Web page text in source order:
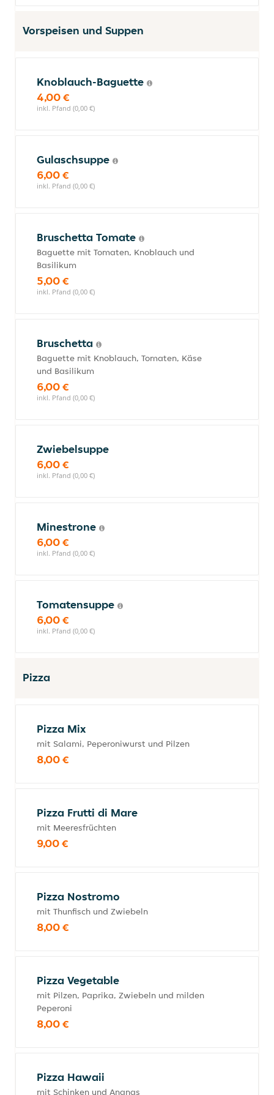
Vorspeisen und Suppen
Knoblauch-Baguette
4,00 €
inkl. Pfand (0,00 €)
Gulaschsuppe
6,00 €
inkl. Pfand (0,00 €)
Bruschetta Tomate
Baguette mit Tomaten, Knoblauch und
Basilikum
5,00 €
inkl. Pfand (0,00 €)
Bruschetta
Baguette mit Knoblauch, Tomaten, Käse
und Basilikum
6,00 €
inkl. Pfand (0,00 €)
Zwiebelsuppe
6,00 €
inkl. Pfand (0,00 €)
Minestrone
6,00 €
inkl. Pfand (0,00 €)
Tomatensuppe
6,00 €
inkl. Pfand (0,00 €)
Pizza
Pizza Mix
mit Salami, Peperoniwurst und Pilzen
8,00 €
Pizza Frutti di Mare
mit Meeresfrüchten
9,00 €
Pizza Nostromo
mit Thunfisch und Zwiebeln
8,00 €
Pizza Vegetable
mit Pilzen, Paprika, Zwiebeln und milden
Peperoni
8,00 €
Pizza Hawaii
mit Schinken und Ananas